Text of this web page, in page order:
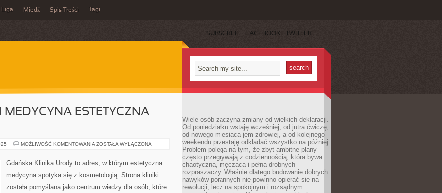
Liga Miedź Spis Treści Tagi
SUBSCRIBE FACEBOOK TWITTER
MEDYCYNA ESTETYCZNA
MOŻLIWOŚĆ KOMENTOWANIA INNE
MEDYCYNA
ESTETYCZNA
MĘŻCZYZN
ZOSTAŁA WYŁĄCZONA
Gdańska Klinika Urody to adres, w którym estetyczna
medycyna spotyka się z kosmetologią. Strona kliniki
została pomyślana jako centrum wiedzy dla osób, które
Wiele osób zaczyna zmiany od wielkich deklaracji.
Od poniedziałku wstaję wcześniej, od jutra ćwiczę,
od nowego miesiąca jem zdrowiej, a od kolejnego
weekendu przestaję odkładać wszystko na później.
Problem polega na tym, że zbyt ambitne plany
często przegrywają z codziennością, która bywa
chaotyczna, męcząca i pełna drobnych
rozpraszaczy. Właśnie dlatego budowanie dobrych
nawyków porannych nie powinno opierać się na
rewolucji, lecz na spokojnym i rozsądnym